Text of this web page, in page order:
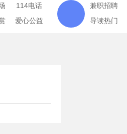
114电话
爱心公益
兼职招聘
导读热门